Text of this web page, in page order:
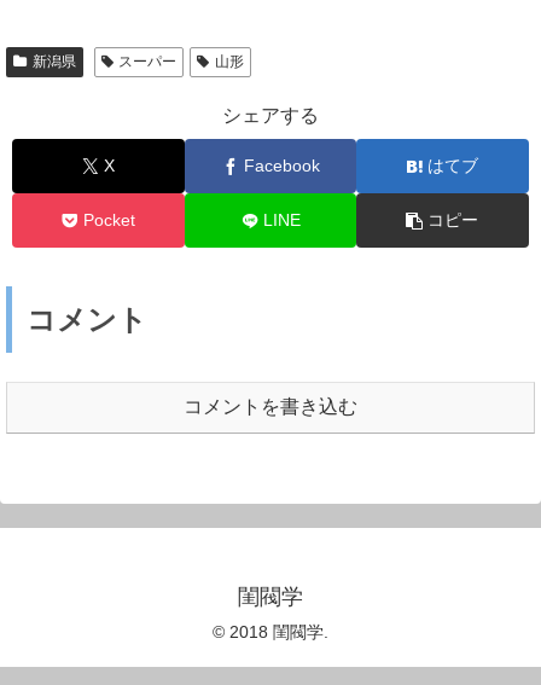
新潟県 スーパー 山形
シェアする
X Facebook はてブ
Pocket LINE コピー
コメント
コメントを書き込む
閨閥学
© 2018 閨閥学.